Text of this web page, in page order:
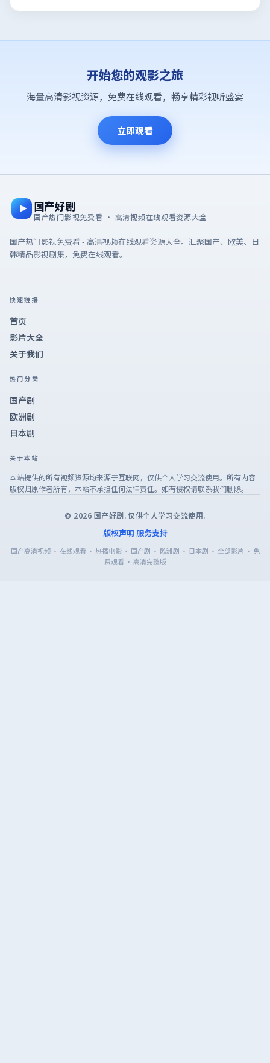
开始您的观影之旅
海量高清影视资源，免费在线观看，畅享精彩视听盛宴
立即观看
国产好剧
国产热门影视免费看 · 高清视频在线观看资源大全
国产热门影视免费看 - 高清视频在线观看资源大全。汇聚国产、欧美、日
韩精品影视剧集，免费在线观看。
快速链接
首页
影片大全
关于我们
热门分类
国产剧
欧洲剧
日本剧
关于本站
本站提供的所有视频资源均来源于互联网，仅供个人学习交流使用。所有内容
版权归原作者所有，本站不承担任何法律责任。如有侵权请联系我们删除。
© 2026 国产好剧. 仅供个人学习交流使用.
版权声明 服务支持
国产高清视频 · 在线观看 · 热播电影 · 国产剧 · 欧洲剧 · 日本剧 · 全部影片 · 免
费观看 · 高清完整版